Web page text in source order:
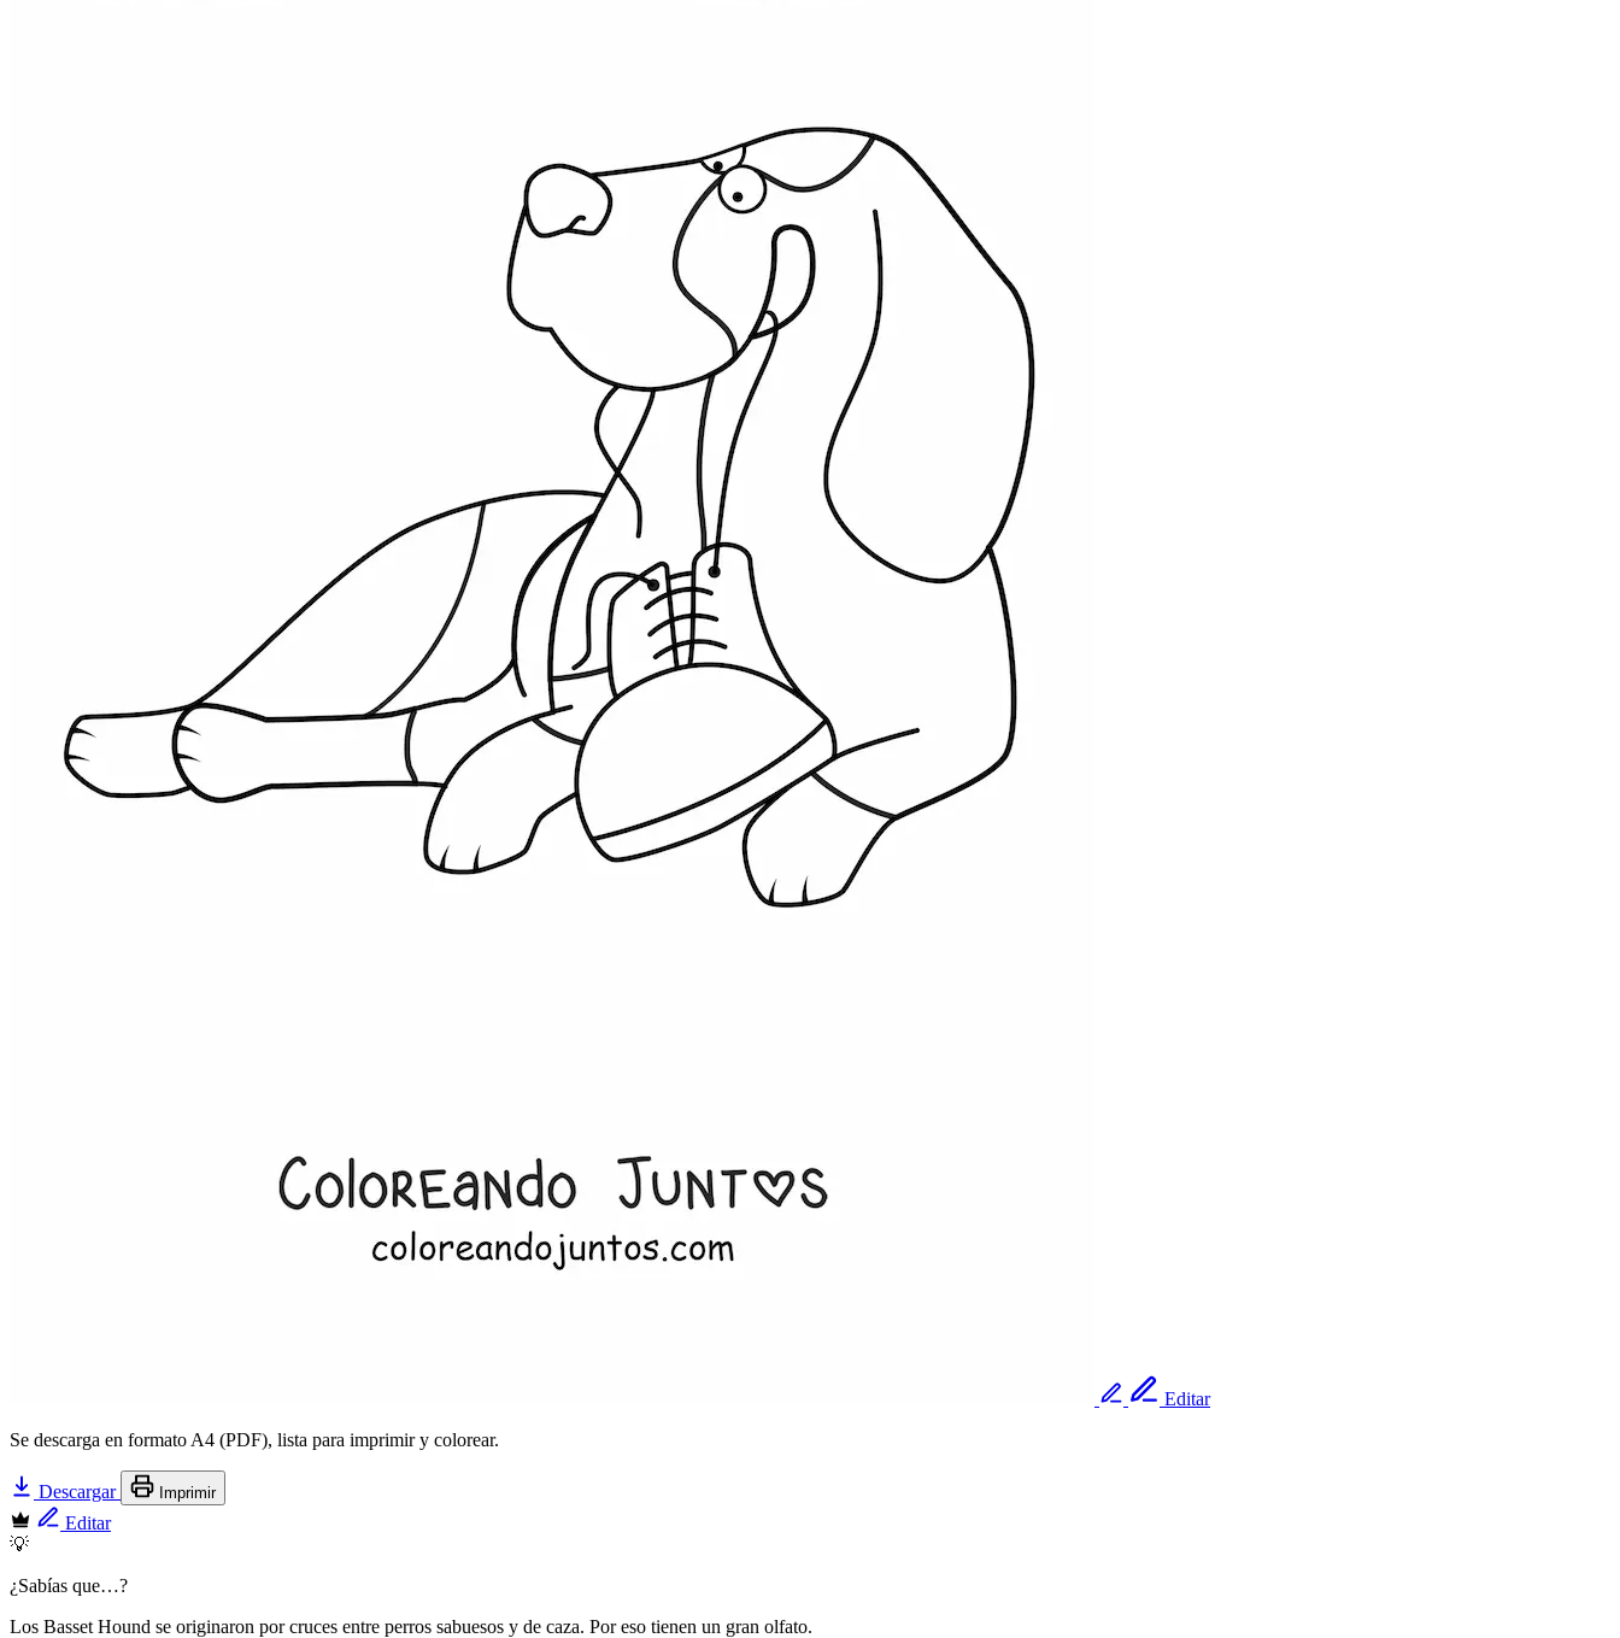
Editar
Se descarga en formato A4 (PDF), lista para imprimir y colorear.
Descargar Imprimir
Editar
💡
¿Sabías que…?
Los Basset Hound se originaron por cruces entre perros sabuesos y de caza. Por eso tienen un gran olfato.